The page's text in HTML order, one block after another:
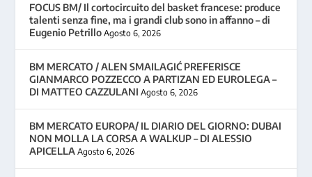
FOCUS BM/ Il cortocircuito del basket francese: produce
talenti senza fine, ma i grandi club sono in affanno – di
Eugenio Petrillo Agosto 6, 2026
BM MERCATO / ALEN SMAILAGIĆ PREFERISCE
GIANMARCO POZZECCO A PARTIZAN ED EUROLEGA –
DI MATTEO CAZZULANI Agosto 6, 2026
BM MERCATO EUROPA/ IL DIARIO DEL GIORNO: DUBAI
NON MOLLA LA CORSA A WALKUP – DI ALESSIO
APICELLA Agosto 6, 2026